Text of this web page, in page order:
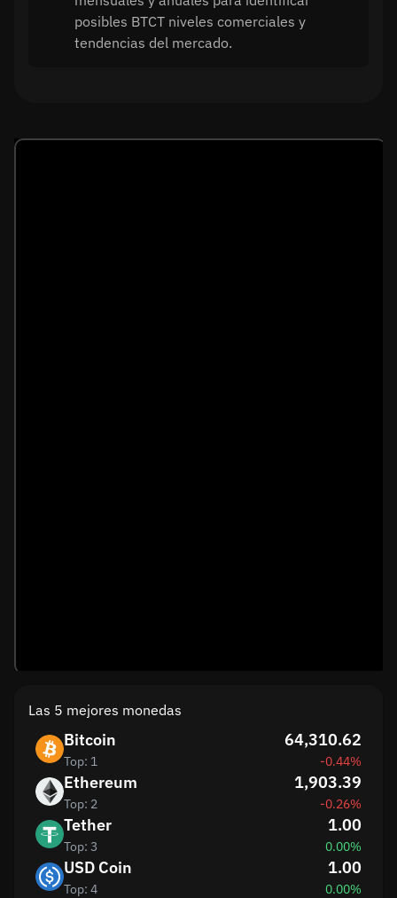
posibles BTCT niveles comerciales y
tendencias del mercado.
Las 5 mejores monedas
Bitcoin
Top: 1
64,310.62
-0.44%
Ethereum
Top: 2
1,903.39
-0.26%
Tether
Top: 3
1.00
0.00%
USD Coin
Top: 4
1.00
0.00%